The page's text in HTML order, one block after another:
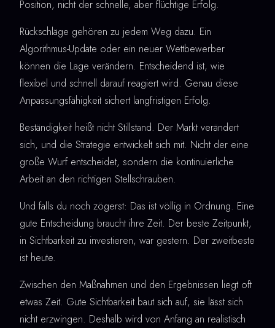
Position, nicht der schnelle, aber flüchtige Erfolg.
Rückschläge gehören zu jedem Weg dazu. Ein
Algorithmus-Update oder ein neuer Wettbewerber
können die Lage verändern. Entscheidend ist, wie
flexibel und schnell darauf reagiert wird. Genau diese
Anpassungsfähigkeit sichert langfristigen Erfolg.
Beständigkeit heißt nicht Stillstand. Der Markt verändert
sich, und die Strategie entwickelt sich mit. Nicht der eine
große Wurf entscheidet, sondern die kontinuierliche
Arbeit an den richtigen Stellschrauben.
Und falls du noch zögerst: Das ist völlig in Ordnung. Eine
gute Entscheidung braucht ihre Zeit. Der beste Zeitpunkt,
in Sichtbarkeit zu investieren, war gestern. Der zweitbeste
ist heute.
Zwischen den Maßnahmen und den Ergebnissen liegt oft
etwas Zeit. Gute Sichtbarkeit baut sich auf, sie lässt sich
nicht erzwingen. Deshalb wird von Anfang an realistisch